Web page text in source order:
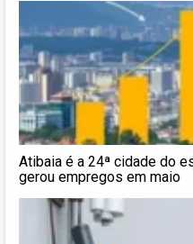
Atibaia é a 24ª cidade do
gerou empregos em maio